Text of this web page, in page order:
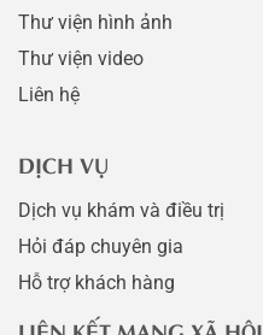
Thư viện hình ảnh
Thư viện video
Liên hệ
DỊCH VỤ
Dịch vụ khám và điều trị
Hỏi đáp chuyên gia
Hỗ trợ khách hàng